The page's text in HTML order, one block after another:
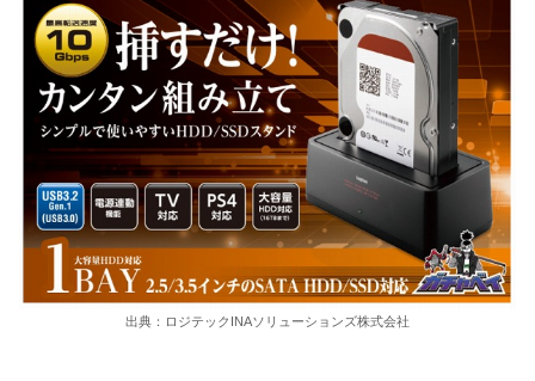
出典：ロジテックINAソリューションズ株式会社